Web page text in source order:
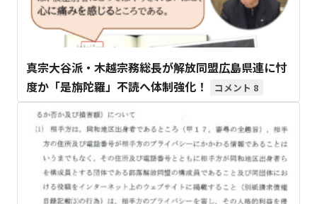
真宗大谷派・木越宗務総長が解放同盟広島県連に忖
度か「是旃陀羅」不読へ体制強化！
8